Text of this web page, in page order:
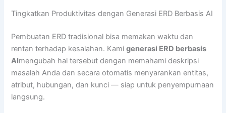
Tingkatkan Produktivitas dengan Generasi ERD Berbasis AI
Pembuatan ERD tradisional bisa memakan waktu dan
rentan terhadap kesalahan. Kamigenerasi ERD berbasis
AImengubah hal tersebut dengan memahami deskripsi
masalah Anda dan secara otomatis menyarankan entitas,
atribut, hubungan, dan kunci — siap untuk penyempurnaan
langsung.